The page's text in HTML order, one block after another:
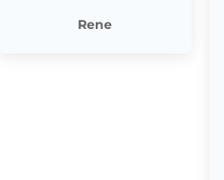
Rene